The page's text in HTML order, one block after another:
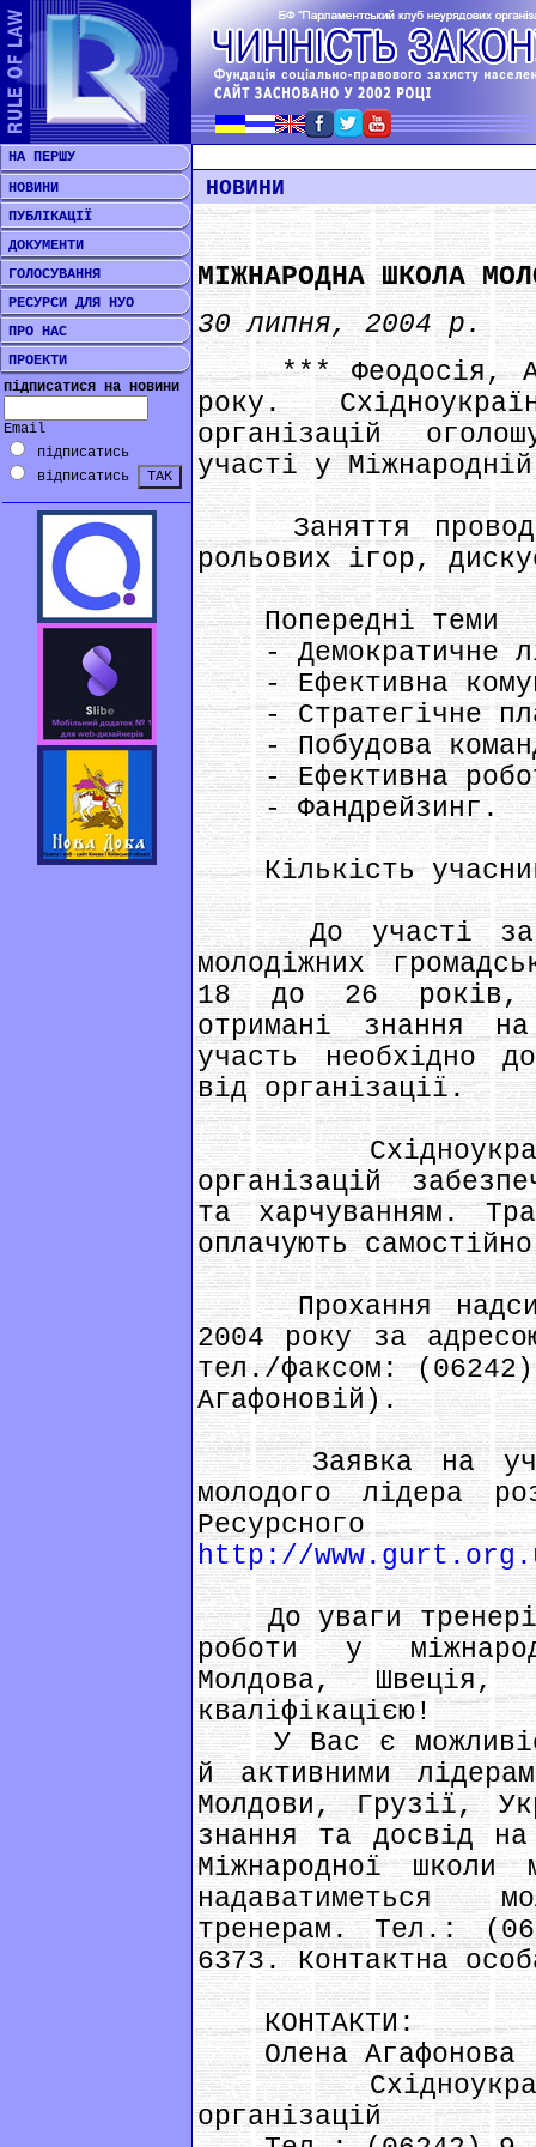
НА ПЕРШУ
НОВИНИ
ПУБЛІКАЦІЇ
ДОКУМЕНТИ
ГОЛОСУВАННЯ
РЕСУРСИ ДЛЯ НУО
ПРО НАС
ПРОЕКТИ
підписатися на новини
Email
підписатись
відписатись
НОВИНИ
МІЖНАРОДНА ШКОЛА
30 липня, 2004 р.
*** Феодосія, АР
року.
організацій
участі у
Заняття
рольових ігор,
Попередні теми
- Демократичне
- Ефективна
- Стратегічне
- Побудова
- Ефективна
- Фандрейзинг.
Кількість
До участі
молодіжних
18 до 26 років,
отримані знання
участь необхідно
від організації.
організацій
та харчуванням.
оплачують
Прохання
2004 року за
тел./факсом:
Агафоновій).
Заявка на
молодого лідера
http://
До уваги
роботи у
Молдова, Швеція,
кваліфікацією!
У Вас є
й активними
Молдови, Грузії,
знання та досвід
Міжнародної школи
надаватиметься
тренерам. Тел.:
6373. Контактна
КОНТАКТИ:
Олена Агафонова
організацій